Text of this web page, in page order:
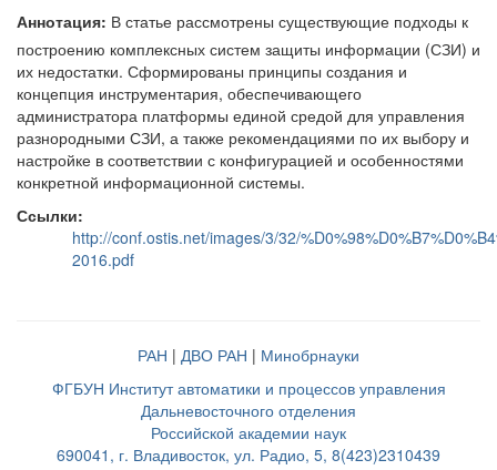
Аннотация: В статье рассмотрены существующие подходы к
построению комплексных систем защиты информации (СЗИ) и
их недостатки. Сформированы принципы создания и
концепция инструментария, обеспечивающего
администратора платформы единой средой для управления
разнородными СЗИ, а также рекомендациями по их выбору и
настройке в соответствии с конфигурацией и особенностями
конкретной информационной системы.
Ссылки:
http://conf.ostis.net/images/3/32/
2016.pdf
РАН | ДВО РАН | Минобрнауки
ФГБУН Институт автоматики и процессов управления
Дальневосточного отделения
Российской академии наук
690041, г. Владивосток, ул. Радио, 5, 8(423)2310439